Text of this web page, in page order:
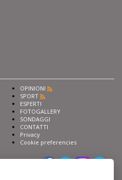
OPINIONI
SPORT
ESPERTI
FOTOGALLERY
SONDAGGI
CONTATTI
Privacy
Cookie preferencies